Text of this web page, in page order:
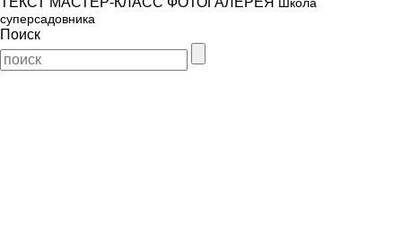
суперсадовника
Поиск